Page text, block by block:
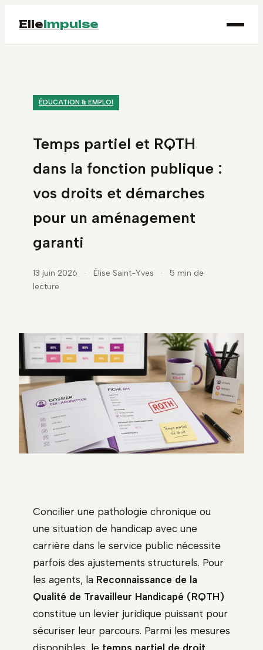
ElleImpulse
ÉDUCATION & EMPLOI
Temps partiel et RQTH
dans la fonction publique :
vos droits et démarches
pour un aménagement
garanti
13 juin 2026 · Élise Saint-Yves ·
5 min de
lecture
Concilier une pathologie chronique ou
une situation de handicap avec une
carrière dans le service public nécessite
parfois des ajustements structurels. Pour
les agents, la Reconnaissance de la
Qualité de Travailleur Handicapé (RQTH)
constitue un levier juridique puissant pour
sécuriser leur parcours. Parmi les mesures
disponibles, le temps partiel de droit